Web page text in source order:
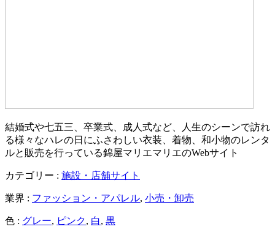
結婚式や七五三、卒業式、成人式など、人生のシーンで訪れ
る様々なハレの日にふさわしい衣装、着物、和小物のレンタ
ルと販売を行っている錦屋マリエマリエのWebサイト
カテゴリー : 施設・店舗サイト
業界 : ファッション・アパレル, 小売・卸売
色 : グレー, ピンク, 白, 黒